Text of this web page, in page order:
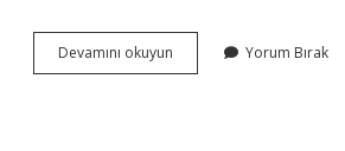
Devamını okuyun
Uzman
Yorum Bırak